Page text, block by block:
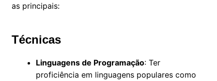
as principais:
Técnicas
Linguagens de Programação: Ter
proficiência em linguagens populares como